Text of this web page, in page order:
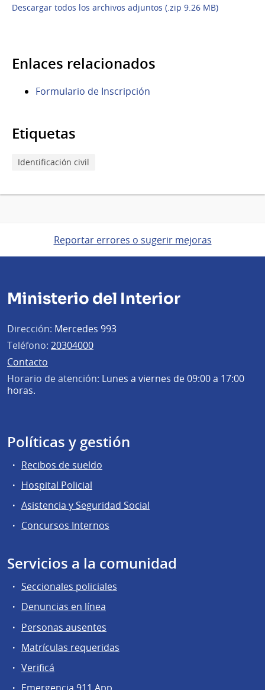
Descargar todos los archivos adjuntos (.zip 9.26 MB)
Enlaces relacionados
Formulario de Inscripción
Etiquetas
Identificación civil
Reportar errores o sugerir mejoras
Ministerio del Interior
Dirección: Mercedes 993
Teléfono: 20304000
Contacto
Horario de atención: Lunes a viernes de 09:00 a 17:00
horas.
Políticas y gestión
Recibos de sueldo
Hospital Policial
Asistencia y Seguridad Social
Concursos Internos
Servicios a la comunidad
Seccionales policiales
Denuncias en línea
Personas ausentes
Matrículas requeridas
Verificá